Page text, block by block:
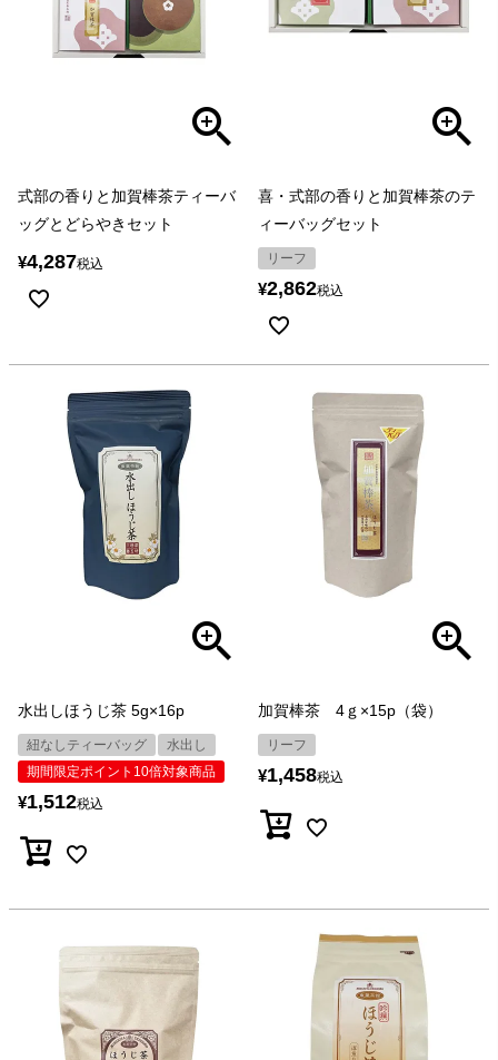
式部の香りと加賀棒茶ティーバ
ッグとどらやきセット
¥4,287税込
喜・式部の香りと加賀棒茶のテ
ィーバッグセット
リーフ
¥2,862税込
水出しほうじ茶 5g×16p
紐なしティーバッグ
水出し
期間限定ポイント10倍対象商品
¥1,512税込
加賀棒茶 4ｇ×15p（袋）
リーフ
¥1,458税込